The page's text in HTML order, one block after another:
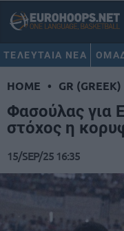
ΤΕΛΕΥΤΑΙΑ ΝΕΑ
HOME • GR (GREEK)
Φασούλας για
στόχος η
15/SEP/25 16:35